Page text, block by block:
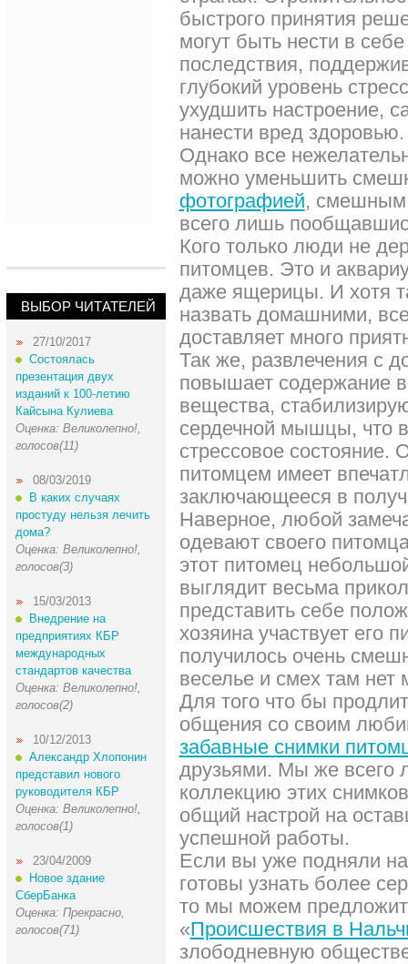
ВЫБОР ЧИТАТЕЛЕЙ
27/10/2017
Состоялась
презентация двух
изданий к 100-летию
Кайсына Кулиева
Оценка: Великолепно!,
голосов(11)
08/03/2019
В каких случаях
простуду нельзя лечить
дома?
Оценка: Великолепно!,
голосов(3)
15/03/2013
Внедрение на
предприятиях КБР
международных
стандартов качества
Оценка: Великолепно!,
голосов(2)
10/12/2013
Александр Хлопонин
представил нового
руководителя КБР
Оценка: Великолепно!,
голосов(1)
23/04/2009
Новое здание
СберБанка
Оценка: Прекрасно,
голосов(71)
быстрого принятия
могут быть нести в
последствия,
глубокий уровень
ухудшить настроение,
нанести вред здоровью.
Однако все
можно уменьшить
фотографией, смешным
всего лишь
Кого только люди не
питомцев. Это и
даже ящерицы. И хотя
назвать домашними,
доставляет много
Так же, развлечения с
повышает содержание
вещества,
сердечной мышцы, что
стрессовое
питомцем имеет
заключающееся в
Наверное, любой
одевают своего
этот питомец
выглядит весьма
представить себе
хозяина участвует его
получилось очень
веселье и смех там нет
Для того что бы
общения со своим
забавные снимки
друзьями. Мы же всего
коллекцию этих
общий настрой на
успешной работы.
Если вы уже подняли
готовы узнать более
то мы можем
«Происшествия в
злободневную